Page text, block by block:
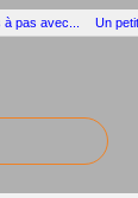
pas avec... Un